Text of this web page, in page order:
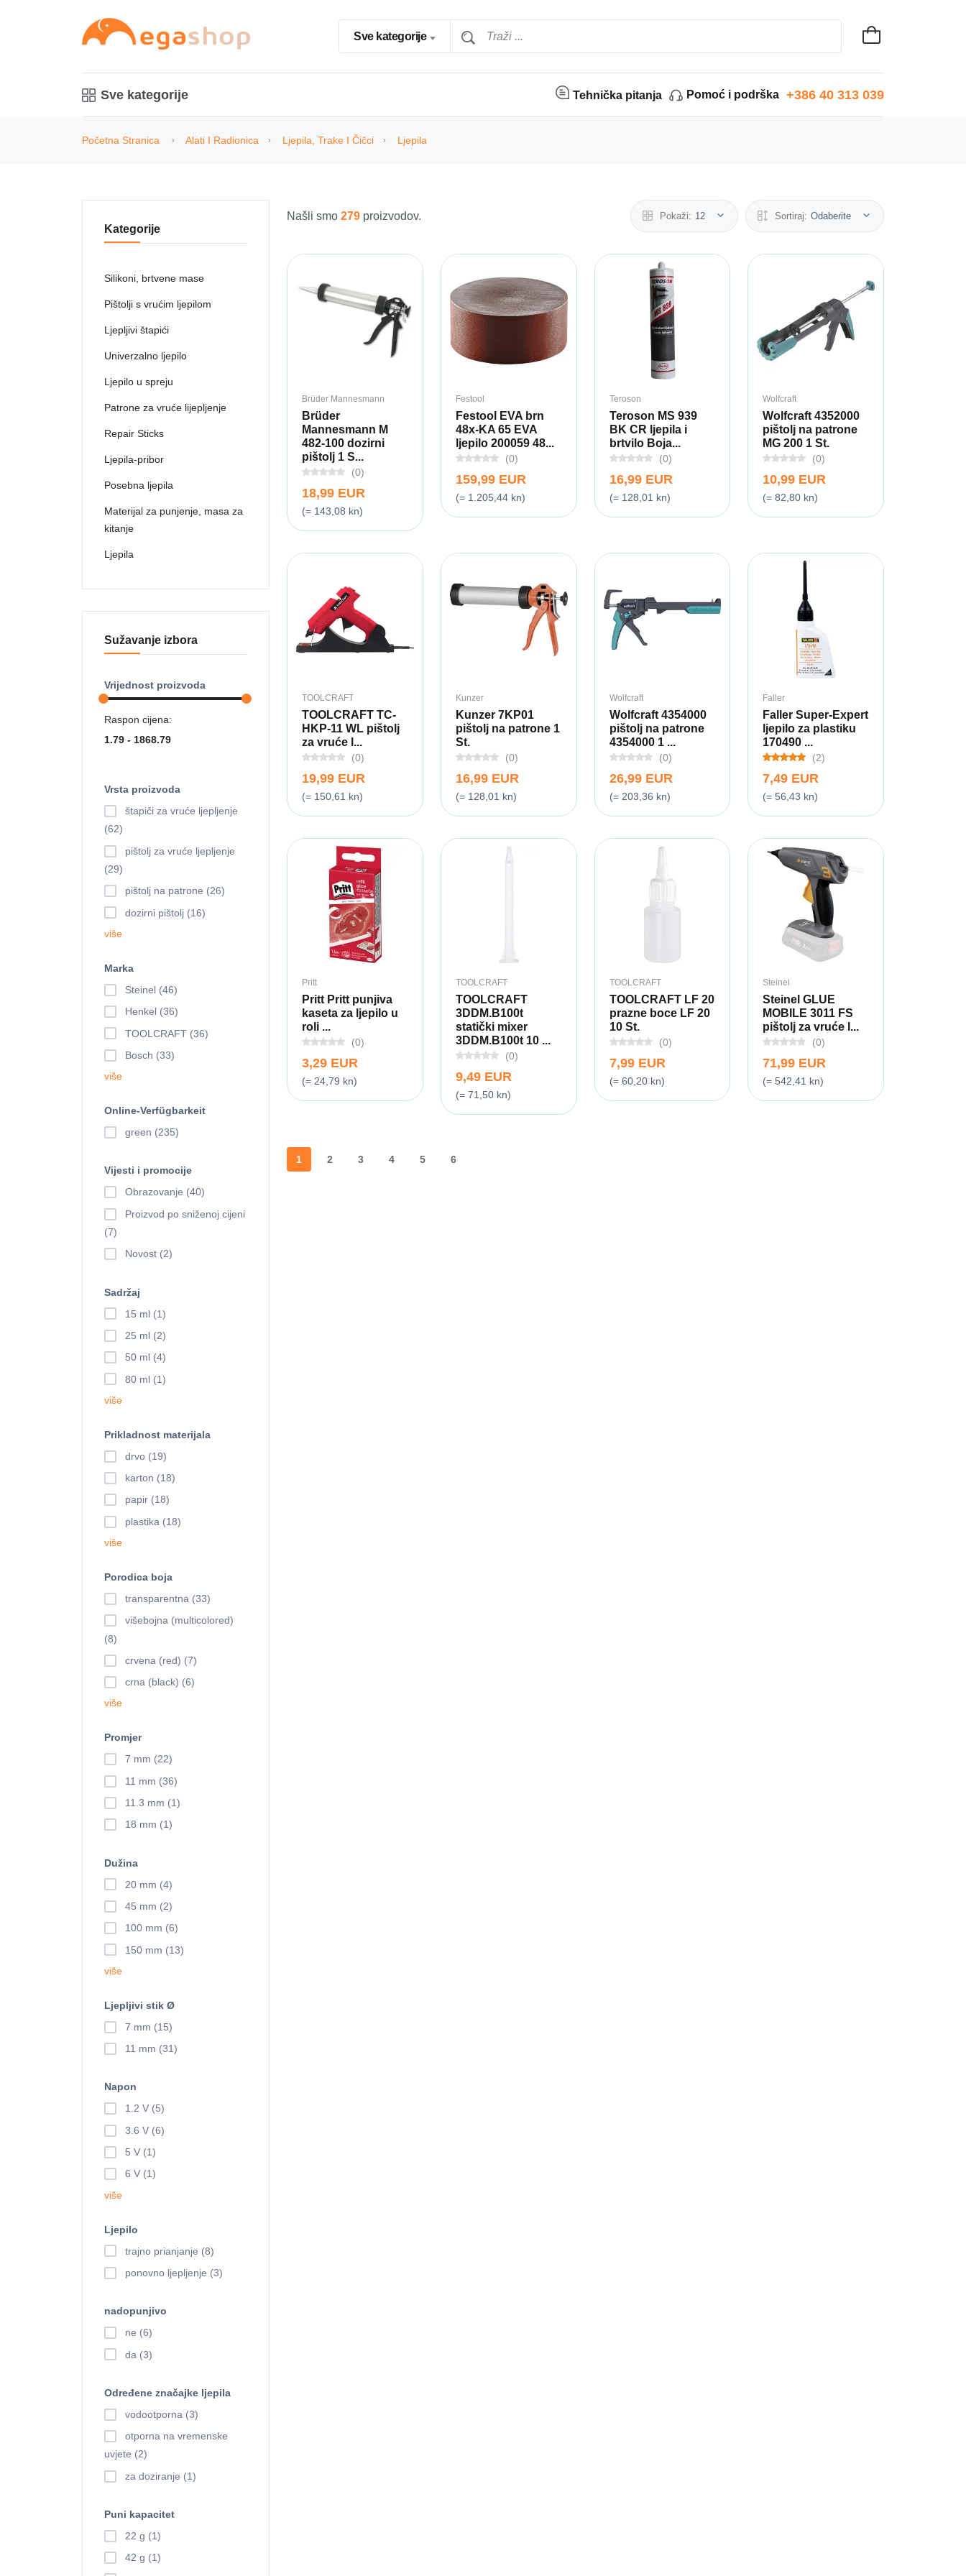
Sve kategorije
Sve kategorije Tehnička pitanja Pomoć i podrška +386 40 313 039
Početna Stranica Alati I Radionica Ljepila, Trake I Čičci Ljepila
Našli smo 279 proizvodov. Pokaži: 12 Sortiraj: Odaberite
Brüder Mannesmann
Brüder
Mannesmann M
482-100 dozirni
pištolj 1 S...
(0)
18,99 EUR
(= 143,08 kn)
Festool
Festool EVA brn
48x-KA 65 EVA
ljepilo 200059 48...
(0)
159,99 EUR
(= 1.205,44 kn)
Teroson
Teroson MS 939
BK CR ljepila i
brtvilo Boja...
(0)
16,99 EUR
(= 128,01 kn)
Wolfcraft
Wolfcraft 4352000
pištolj na patrone
MG 200 1 St.
(0)
10,99 EUR
(= 82,80 kn)
TOOLCRAFT
TOOLCRAFT TC-
HKP-11 WL pištolj
za vruće l...
(0)
19,99 EUR
(= 150,61 kn)
Kunzer
Kunzer 7KP01
pištolj na patrone 1
St.
(0)
16,99 EUR
(= 128,01 kn)
Wolfcraft
Wolfcraft 4354000
pištolj na patrone
4354000 1 ...
(0)
26,99 EUR
(= 203,36 kn)
Faller
Faller Super-Expert
ljepilo za plastiku
170490 ...
(2)
7,49 EUR
(= 56,43 kn)
Pritt
Pritt Pritt punjiva
kaseta za ljepilo u
roli ...
(0)
3,29 EUR
(= 24,79 kn)
TOOLCRAFT
TOOLCRAFT
3DDM.B100t
statički mixer
3DDM.B100t 10 ...
(0)
9,49 EUR
(= 71,50 kn)
TOOLCRAFT
TOOLCRAFT LF 20
prazne boce LF 20
10 St.
(0)
7,99 EUR
(= 60,20 kn)
Steinel
Steinel GLUE
MOBILE 3011 FS
pištolj za vruće l...
(0)
71,99 EUR
(= 542,41 kn)
1 2 3 4 5 6
Kategorije
Silikoni, brtvene mase
Pištolji s vrućim ljepilom
Ljepljivi štapići
Univerzalno ljepilo
Ljepilo u spreju
Patrone za vruće lijepljenje
Repair Sticks
Ljepila-pribor
Posebna ljepila
Materijal za punjenje, masa za
kitanje
Ljepila
Sužavanje izbora
Vrijednost proizvoda
Raspon cijena:
Vrsta proizvoda
štapiči za vruće ljepljenje
(62)
pištolj za vruće ljepljenje
(29)
pištolj na patrone (26)
dozirni pištolj (16)
više
Marka
Steinel (46)
Henkel (36)
TOOLCRAFT (36)
Bosch (33)
više
Online-Verfügbarkeit
green (235)
Vijesti i promocije
Obrazovanje (40)
Proizvod po sniženoj cijeni
(7)
Novost (2)
Sadržaj
15 ml (1)
25 ml (2)
50 ml (4)
80 ml (1)
više
Prikladnost materijala
drvo (19)
karton (18)
papir (18)
plastika (18)
više
Porodica boja
transparentna (33)
višebojna (multicolored)
(8)
crvena (red) (7)
crna (black) (6)
više
Promjer
7 mm (22)
11 mm (36)
11.3 mm (1)
18 mm (1)
Dužina
20 mm (4)
45 mm (2)
100 mm (6)
150 mm (13)
više
Ljepljivi stik Ø
7 mm (15)
11 mm (31)
Napon
1.2 V (5)
3.6 V (6)
5 V (1)
6 V (1)
više
Ljepilo
trajno prianjanje (8)
ponovno ljepljenje (3)
nadopunjivo
ne (6)
da (3)
Određene značajke ljepila
vodootporna (3)
otporna na vremenske
uvjete (2)
za doziranje (1)
Puni kapacitet
22 g (1)
42 g (1)